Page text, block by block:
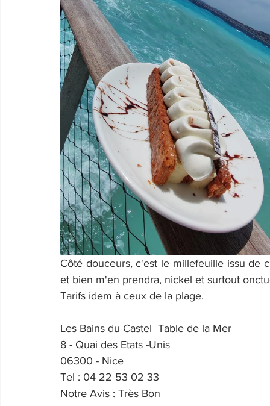
Côté douceurs, c'est le millefeuille issu de
et bien m'en prendra, nickel et surtout
Tarifs idem à ceux de la plage.
Les Bains du Castel  Table de la Mer
8 - Quai des Etats -Unis
06300 - Nice
Tel : 04 22 53 02 33
Notre Avis : Très Bon